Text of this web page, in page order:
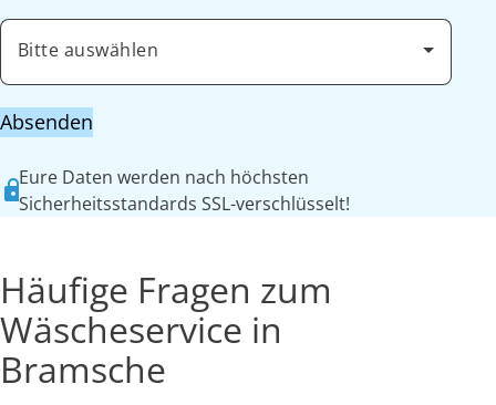
Bitte auswählen
Absenden
Eure Daten werden nach höchsten
Sicherheitsstandards SSL-verschlüsselt!
Häufige Fragen zum
Wäscheservice in
Bramsche